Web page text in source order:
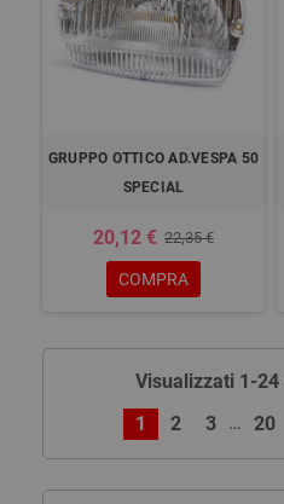
GRUPPO OTTICO AD.VESPA 50
SPECIAL
20,12 € 22,35 €
COMPRA
Visualizzati 1-
1
2 3 … 20